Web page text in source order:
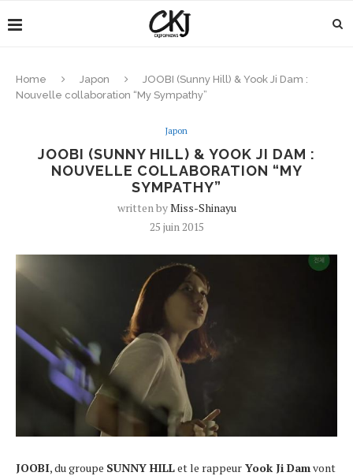
Home Japon
JOOBI (Sunny Hill) & Yook Ji Dam :
Nouvelle collaboration “My Sympathy”
Japon
JOOBI (SUNNY HILL) & YOOK JI DAM :
NOUVELLE COLLABORATION “MY
SYMPATHY”
written byMiss-Shinayu
25 juin 2015
JOOBI, du groupe SUNNY HILLet le rappeur Yook Ji Damvont